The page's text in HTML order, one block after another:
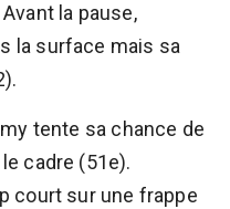
la pause,
la surface mais sa
tente sa chance de
cadre (51e).
court sur une frappe